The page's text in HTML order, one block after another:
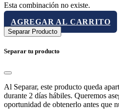
Esta combinación no existe.
AGREGAR AL CARRITO
Separar Producto
Separar tu producto
Al Separar, este producto queda
durante 2 días hábiles. Queremos
oportunidad de obtenerlo antes que